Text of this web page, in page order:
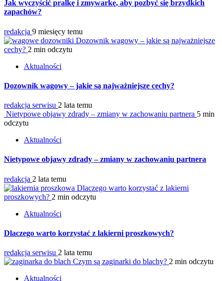
Jak wyczyścić pralkę i zmywarkę, aby pozbyć się brzydkich
zapachów?
redakcja 9 miesięcy temu
Dozownik wagowy – jakie są najważniejsze
cechy? 2 min odczytu
Aktualności
Dozownik wagowy – jakie są najważniejsze cechy?
redakcja serwisu 2 lata temu
Nietypowe objawy zdrady – zmiany w zachowaniu partnera 5 min
odczytu
Aktualności
Nietypowe objawy zdrady – zmiany w zachowaniu partnera
redakcja 2 lata temu
Dlaczego warto korzystać z lakierni
proszkowych? 2 min odczytu
Aktualności
Dlaczego warto korzystać z lakierni proszkowych?
redakcja serwisu 2 lata temu
Czym są zaginarki do blachy? 2 min odczytu
Aktualności